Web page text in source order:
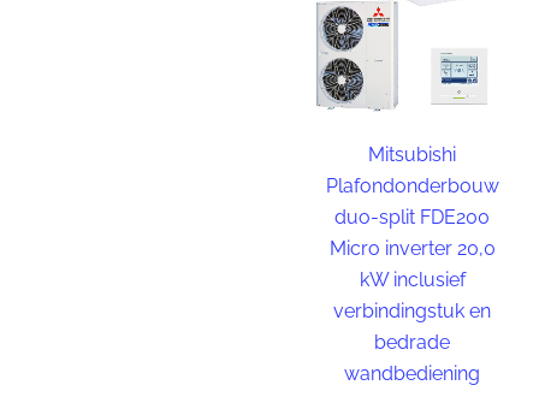
Mitsubishi
Plafondonderbouw
duo-split FDE200
Micro inverter 20,0
kW inclusief
verbindingstuk en
bedrade
wandbediening